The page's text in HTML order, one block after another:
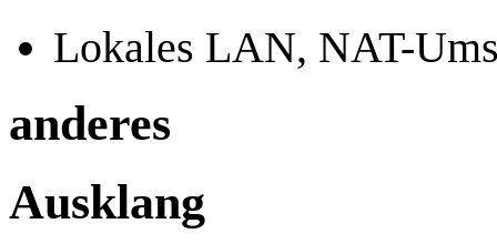
Lokales LAN, NAT-
anderes
Ausklang